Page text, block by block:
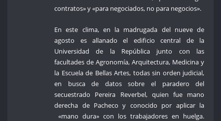
contratos» y «para negociados, no para negocios».
En este clima, en la madrugada del nueve de
agosto es allanado el edificio central de la
Universidad de la República junto con las
facultades de Agronomía, Arquitectura, Medicina y
la Escuela de Bellas Artes, todas sin orden judicial,
en busca de datos sobre el paradero del
secuestrado Pereira Reverbel, quien fue mano
derecha de Pacheco y conocido por aplicar la
«mano dura» con los trabajadores en huelga.